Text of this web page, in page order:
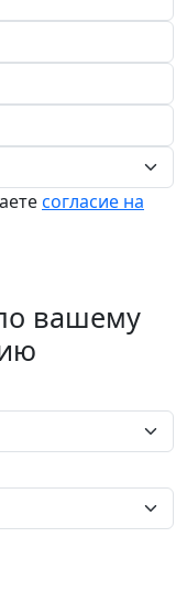
согласие на
вашему